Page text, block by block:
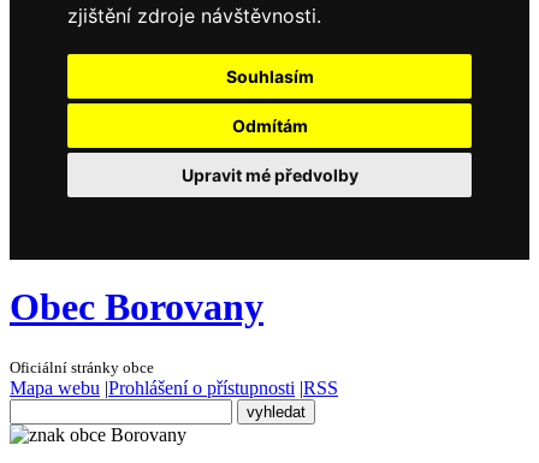
zjištění zdroje návštěvnosti.
Souhlasím
Odmítám
Upravit mé předvolby
Obec Borovany
Oficiální stránky obce
Mapa webu |Prohlášení o přístupnosti |RSS